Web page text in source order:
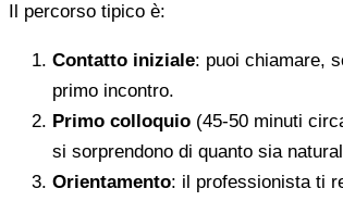
Il percorso tipico è:
Contatto iniziale: puoi chiamare,
primo incontro.
Primo colloquio (45-50 minuti
si sorprendono di quanto sia
Orientamento: il professionista ti